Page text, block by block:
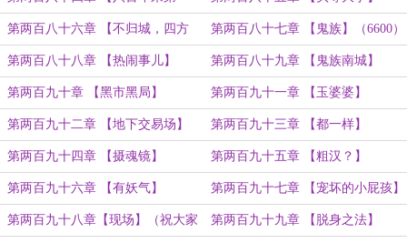
人】（6200）
第两百八十六章 【不归城，四方
楼，合聚堂】（7200）
第两百八十七章 【鬼族】（6600）
第两百八十八章 【热闹事儿】
（6600）
第两百八十九章 【鬼族南城】
第两百九十章 【黑市黑局】
（6000）
第两百九十一章 【玉婆婆】
（6600）
第两百九十二章 【地下交易场】
（6200）
第两百九十三章 【都一样】
第两百九十四章 【摄魂镜】 第两百九十五章 【粗汉？】
第两百九十六章 【有妖气】 第两百九十七章 【宠坏的小屁孩】
（6000）
第两百九十八章【现场】（祝大家 第两百九十九章 【脱身之法】